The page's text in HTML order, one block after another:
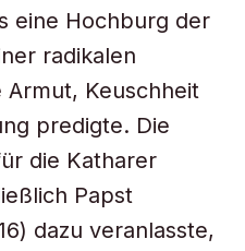
eine Hochburg der
radikalen
Keuschheit
predigte. Die
die Katharer
Papst
dazu veranlasste,